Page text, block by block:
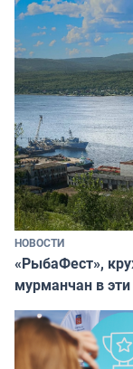
НОВОСТИ
«РыбаФест»,
мурманчан в